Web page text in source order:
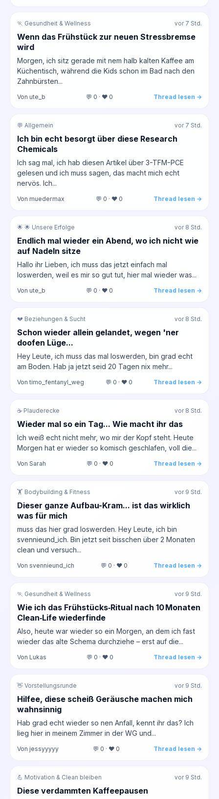
🏃 Gesundheit & Wellness vor 7 Std.
Wenn das Frühstück zur neuen Stressbremse
wird
Morgen, ich sitz gerade mit nem halb kalten Kaffee am
Küchentisch, während die Kids schon im Bad nach den
Zahnbürsten...
Von ute_b 💬 0 · ❤️ 0 Thread lesen →
💬 Allgemein vor 7 Std.
Ich bin echt besorgt über diese Research
Chemicals
Ich sag mal, ich hab diesen Artikel über 3-TFM-PCE
gelesen und ich muss sagen, das macht mich echt
nervös. Ich...
Von muedermax 💬 0 · ❤️ 0 Thread lesen →
🌟 🌟 Unsere Erfolge vor 8 Std.
Endlich mal wieder ein Abend, wo ich nicht wie
auf Nadeln sitze
Hallo ihr Lieben, ich muss das jetzt einfach mal
loswerden, weil es mir so gut tut, hier mal wieder was...
Von ute_b 💬 0 · ❤️ 0 Thread lesen →
💔 Beziehungen & Sucht vor 8 Std.
Schon wieder allein gelandet, wegen 'ner
doofen Lüge...
Hey Leute, ich muss das mal loswerden, bin grad echt
am Boden. Hab ja jetzt seid 20 Tagen nix mehr...
Von timo_fentanyl_weg 💬 0 · ❤️ 0 Thread lesen →
☕ Plauderecke vor 8 Std.
Wieder mal so ein Tag... Wie macht ihr das
Ich weiß echt nicht mehr, wo mir der Kopf steht. Heute
Morgen hat er wieder so komisch geschlafen, voll die...
Von Sarah 💬 0 · ❤️ 0 Thread lesen →
🏋️ Bodybuilding & Fitness vor 9 Std.
Dieser ganze Aufbau-Kram... ist das wirklich
was für mich
muss das hier grad loswerden. Hey Leute, ich bin
svennieund_ich. Bin jetzt seit bisschen über 2 Monaten
clean und versuch...
Von svennieund_ich 💬 0 · ❤️ 0 Thread lesen →
🏃 Gesundheit & Wellness vor 9 Std.
Wie ich das Frühstücks‑Ritual nach 10 Monaten
Clean‑Life wiederfinde
Also, heute war wieder so ein Morgen, an dem ich fast
wieder das alte Schema durchziehe – erst auf die...
Von Lukas 💬 0 · ❤️ 0 Thread lesen →
👋 Vorstellungsrunde vor 9 Std.
Hilfee, diese scheiß Geräusche machen mich
wahnsinnig
Hab grad echt wieder so nen Anfall, kennt ihr das? Ich
lieg hier in meinem Zimmer in der WG und...
Von jessyyyyy 💬 0 · ❤️ 0 Thread lesen →
💪 Motivation & Clean bleiben vor 9 Std.
Diese verdammten Kaffeepausen